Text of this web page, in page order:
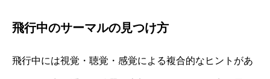
飛行中のサーマルの見つけ方
飛行中には視覚・聴覚・感覚による複合的なヒントがあ